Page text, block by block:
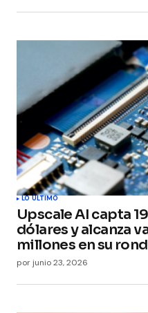
LO ÚLTIMO
Upscale AI capta
dólares y alcanza
millones en su
por junio 23, 2026